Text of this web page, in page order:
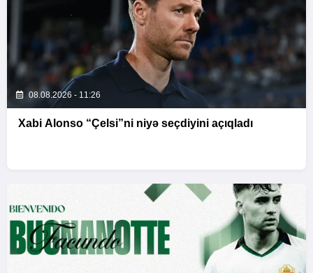
08.08.2026 - 11:26
Xabi Alonso “Çelsi”ni niyə seçdiyini açıqladı